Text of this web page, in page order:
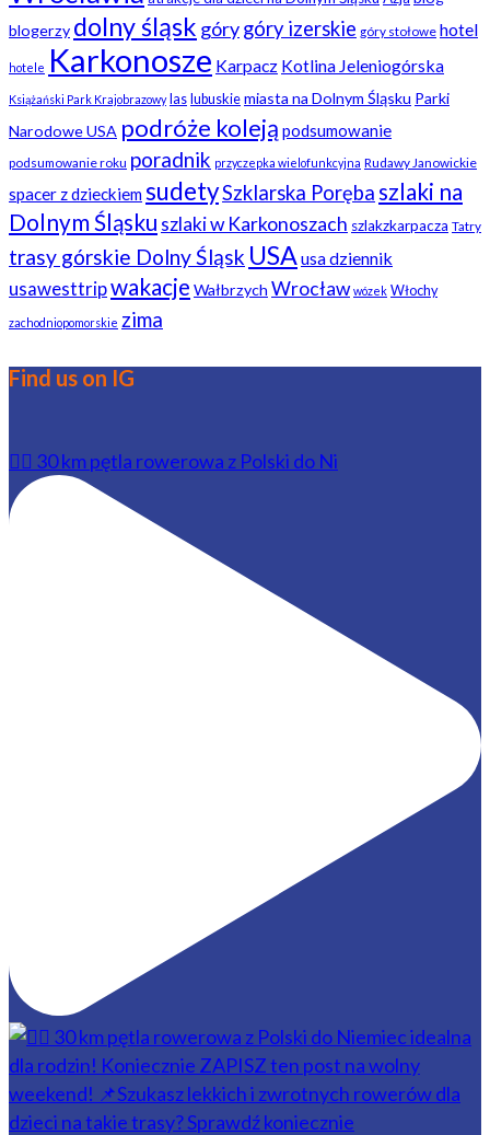
blogerzy dolny śląsk górygóry izerskie góry stołowe hotel
hotele Karkonosze Karpacz Kotlina Jeleniogórska
Książański Park Krajobrazowy las lubuskie miasta na Dolnym Śląsku Parki
Narodowe USA podróże koleją podsumowanie
podsumowanie roku poradnik przyczepka wielofunkcyjna Rudawy Janowickie
spacer z dzieckiemsudetySzklarska Porębaszlaki na
Dolnym Śląsku szlaki w Karkonoszach szlakzkarpacza Tatry
trasy górskie Dolny Śląsk USAusa dziennik
usawesttripwakacje Wałbrzych Wrocław wózek Włochy
zachodniopomorskie zima
Find us on IG
🚴‍♂️ 30 km pętla rowerowa z Polski do Ni